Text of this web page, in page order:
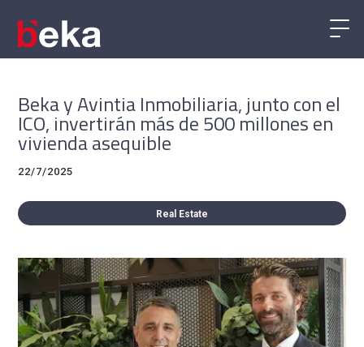
Beka y Avintia Inmobiliaria, junto con el
ICO, invertirán más de 500 millones en
vivienda asequible
22/7/2025
Real Estate